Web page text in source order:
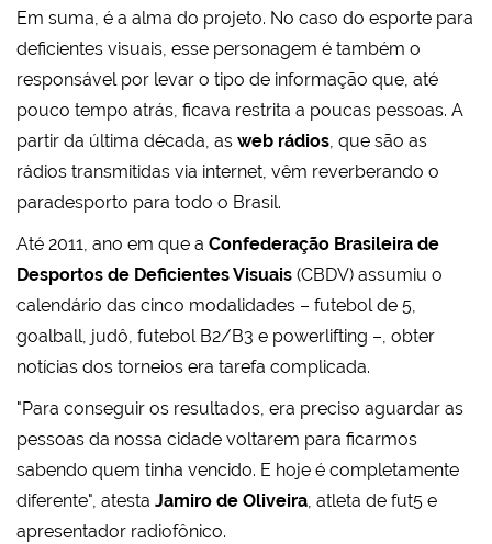
Em suma, é a alma do projeto. No caso do esporte para
deficientes visuais, esse personagem é também o
responsável por levar o tipo de informação que, até
pouco tempo atrás, ficava restrita a poucas pessoas. A
partir da última década, as web rádios, que são as
rádios transmitidas via internet, vêm reverberando o
paradesporto para todo o Brasil.
Até 2011, ano em que a Confederação Brasileira de
Desportos de Deficientes Visuais (CBDV) assumiu o
calendário das cinco modalidades – futebol de 5,
goalball, judô, futebol B2/B3 e powerlifting –, obter
notícias dos torneios era tarefa complicada.
"Para conseguir os resultados, era preciso aguardar as
pessoas da nossa cidade voltarem para ficarmos
sabendo quem tinha vencido. E hoje é completamente
diferente", atesta Jamiro de Oliveira, atleta de fut5 e
apresentador radiofônico.